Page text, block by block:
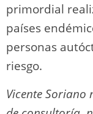
primordial
países
personas
riesgo.
Vicente Soriano